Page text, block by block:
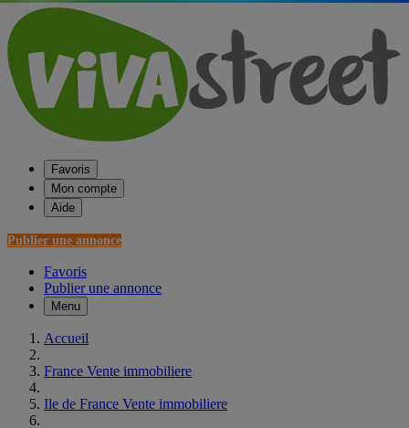
Favoris
Mon compte
Aide
Publier une annonce
Favoris
Publier une annonce
Menu
Accueil
France Vente immobiliere
Ile de France Vente immobiliere